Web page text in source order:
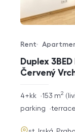
Duplex
Červený
Offer type
Rent
Property type
Virtuální
rozměry
disposition
4+kk 153 m2
funkce
parking terrace